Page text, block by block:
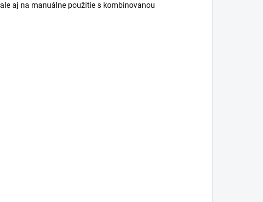
aj na manuálne použitie s kombinovanou